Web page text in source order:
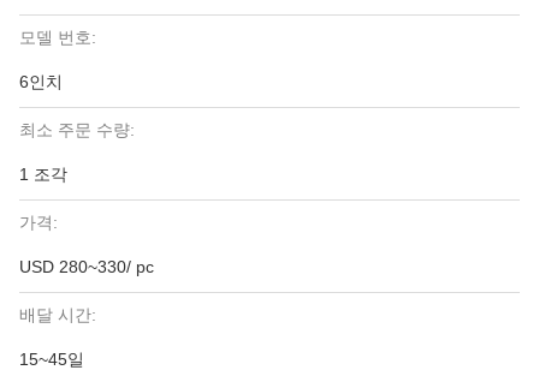
모델 번호:
6인치
최소 주문 수량:
1 조각
가격:
USD 280~330/ pc
배달 시간:
15~45일